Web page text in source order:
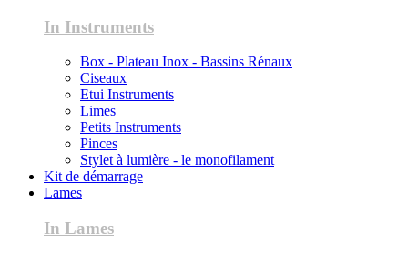
In Instruments
Box - Plateau Inox - Bassins Rénaux
Ciseaux
Etui Instruments
Limes
Petits Instruments
Pinces
Stylet à lumière - le monofilament
Kit de démarrage
Lames
In Lames